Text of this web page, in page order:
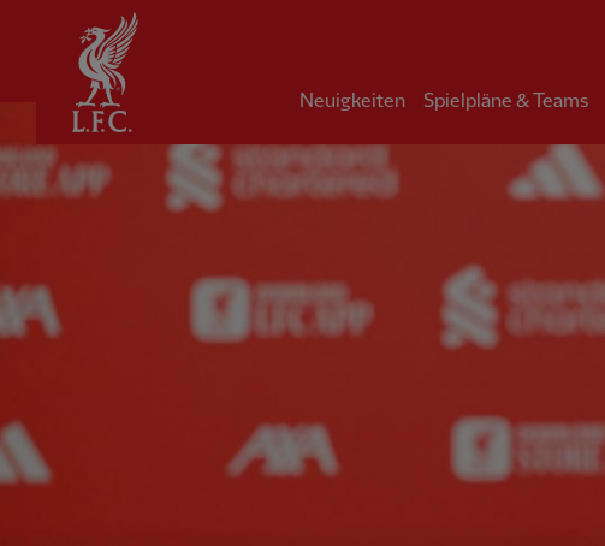
Neuigkeiten Spielpläne & Teams